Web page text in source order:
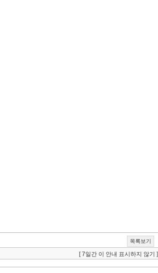
목록보기
[ 7일간 이 안내 표시하지 않기 ]